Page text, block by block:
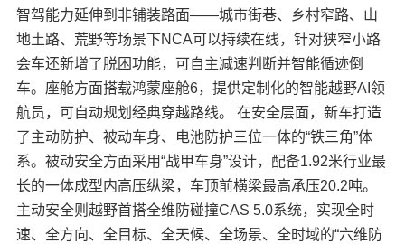
智驾能力延伸到非铺装路面——城市街巷、乡村窄路、山
地土路、荒野等场景下NCA可以持续在线，针对狭窄小路
会车还新增了脱困功能，可自主减速判断并智能循迹倒
车。座舱方面搭载鸿蒙座舱6，提供定制化的智能越野AI领
航员，可自动规划经典穿越路线。 在安全层面，新车打造
了主动防护、被动车身、电池防护三位一体的“铁三角”体
系。被动安全方面采用“战甲车身”设计，配备1.92米行业最
长的一体成型内高压纵梁，车顶前横梁最高承压20.2吨。
主动安全则越野首搭全维防碰撞CAS 5.0系统，实现全时
速、全方向、全目标、全天候、全场景、全时域的“六维防